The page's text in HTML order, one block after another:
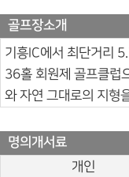
골프장소개
기흥IC에서 최단거리
36홀 회원제 골프클럽
와 자연 그대로의 지형
명의개서료
개인